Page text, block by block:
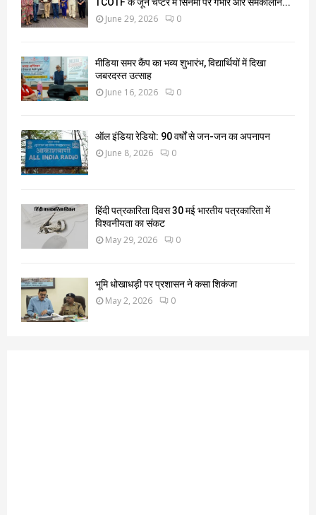
June 29, 2026 0
मीडिया समर कैंप का भव्य शुभारंभ, विद्यार्थियों में दिखा
जबरदस्त उत्साह
June 16, 2026 0
ऑल इंडिया रेडियो: 90 वर्षों से जन-जन का अपनापन
June 8, 2026 0
हिंदी पत्रकारिता दिवस 30 मई भारतीय पत्रकारिता में
विश्वनीयता का संकट
May 29, 2026 0
भूमि धोखाधड़ी पर प्रशासन ने कसा शिकंजा
May 2, 2026 0